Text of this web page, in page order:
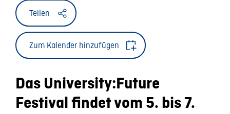
Teilen
Zum Kalender hinzufügen
Das University:Future
Festival findet vom 5. bis 7.